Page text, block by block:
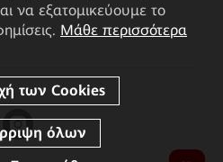
να εξατομικεύουμε το
Μάθε περισσότερα